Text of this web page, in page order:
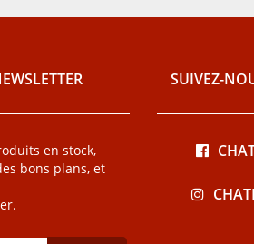
en stock,
bons plans, et
SUIVEZ-